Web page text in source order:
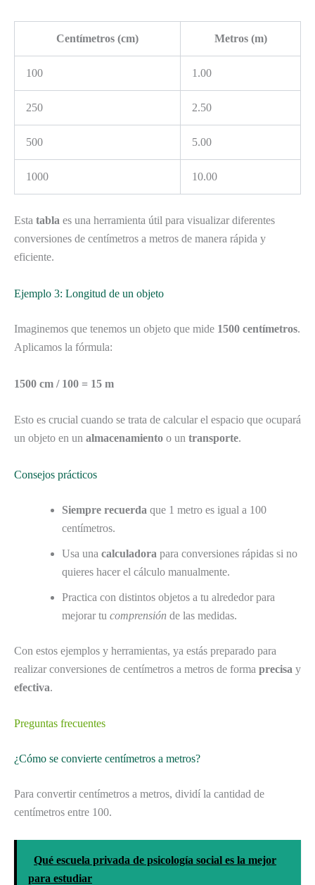
Centímetros (cm) Metros (m)
100 1.00
250 2.50
500 5.00
1000 10.00
Esta tabla es una herramienta útil para visualizar diferentes
conversiones de centímetros a metros de manera rápida y
eficiente.
Ejemplo 3: Longitud de un objeto
Imaginemos que tenemos un objeto que mide 1500 centímetros.
Aplicamos la fórmula:
1500 cm / 100 = 15 m
Esto es crucial cuando se trata de calcular el espacio que ocupará
un objeto en un almacenamiento o un transporte.
Consejos prácticos
Siempre recuerda que 1 metro es igual a 100
centímetros.
Usa una calculadora para conversiones rápidas si no
quieres hacer el cálculo manualmente.
Practica con distintos objetos a tu alrededor para
mejorar tu comprensión de las medidas.
Con estos ejemplos y herramientas, ya estás preparado para
realizar conversiones de centímetros a metros de forma precisa y
efectiva.
Preguntas frecuentes
¿Cómo se convierte centímetros a metros?
Para convertir centímetros a metros, dividí la cantidad de
centímetros entre 100.
Qué escuela privada de psicología social es la mejor
para estudiar